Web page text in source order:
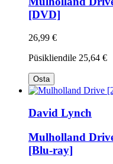
[DVD]
26,99 €
Püsikliendile 25,64 €
Osta
David Lynch
Mulholland
[Blu-ray]